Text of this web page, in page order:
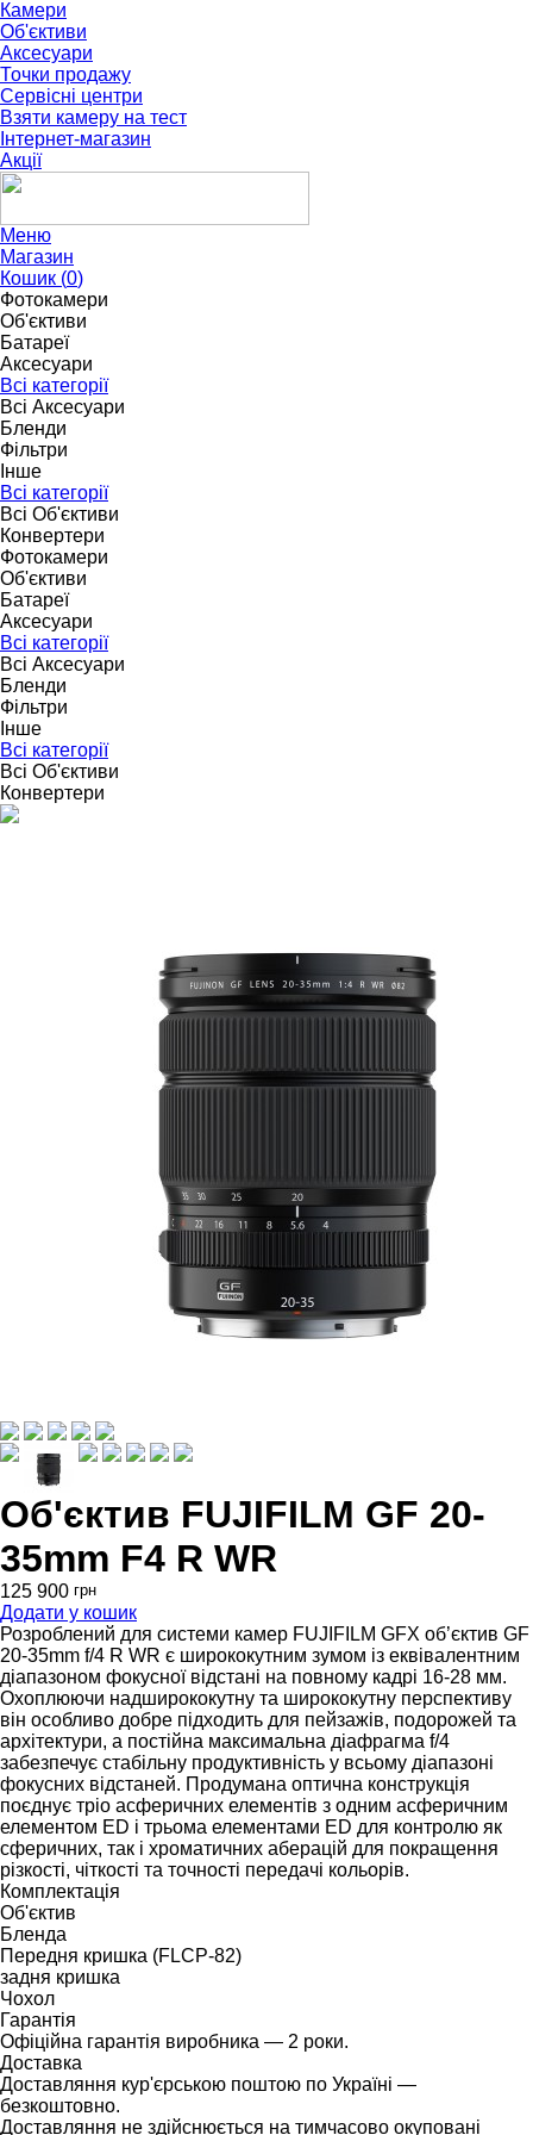
Камери
Об'єктиви
Аксесуари
Точки продажу
Сервісні центри
Взяти камеру на тест
Інтернет-магазин
Акції
Меню
Магазин
Кошик (0)
Фотокамери
Об'єктиви
Батареї
Аксесуари
Всі категорії
Всі Аксесуари
Бленди
Фільтри
Інше
Всі категорії
Всі Об'єктиви
Конвертери
Фотокамери
Об'єктиви
Батареї
Аксесуари
Всі категорії
Всі Аксесуари
Бленди
Фільтри
Інше
Всі категорії
Всі Об'єктиви
Конвертери
Об'єктив FUJIFILM GF 20-
35mm F4 R WR
125 900 грн
Додати у кошик
Розроблений для системи камер FUJIFILM GFX об’єктив GF
20-35mm f/4 R WR є ширококутним зумом із еквівалентним
діапазоном фокусної відстані на повному кадрі 16-28 мм.
Охоплюючи надширококутну та ширококутну перспективу
він особливо добре підходить для пейзажів, подорожей та
архітектури, а постійна максимальна діафрагма f/4
забезпечує стабільну продуктивність у всьому діапазоні
фокусних відстаней. Продумана оптична конструкція
поєднує тріо асферичних елементів з одним асферичним
елементом ED і трьома елементами ED для контролю як
сферичних, так і хроматичних аберацій для покращення
різкості, чіткості та точності передачі кольорів.
Комплектація
Об'єктив
Бленда
Передня кришка (FLCP-82)
задня кришка
Чохол
Гарантія
Офіційна гарантія виробника — 2 роки.
Доставка
Доставляння кур'єрською поштою по Україні —
безкоштовно.
Доставляння не здійснюється на тимчасово окуповані